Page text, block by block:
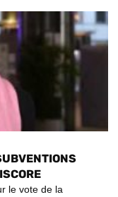
le vote de la